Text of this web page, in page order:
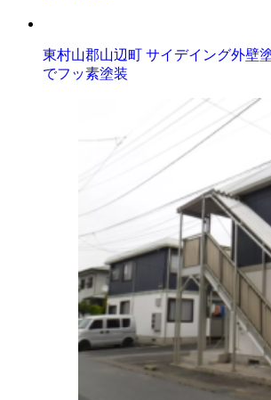
東村山郡山辺町 サイデイング外壁
でフッ素塗装